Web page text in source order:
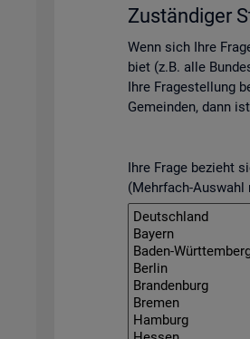
Zu­stän­di­ger
Wenn sich Ihre
biet (z.B. alle
Ihre Fra­ge­stel­lung
Ge­mein­den, dann
Ihre Frage bezieht
(Mehrfach-Auswahl